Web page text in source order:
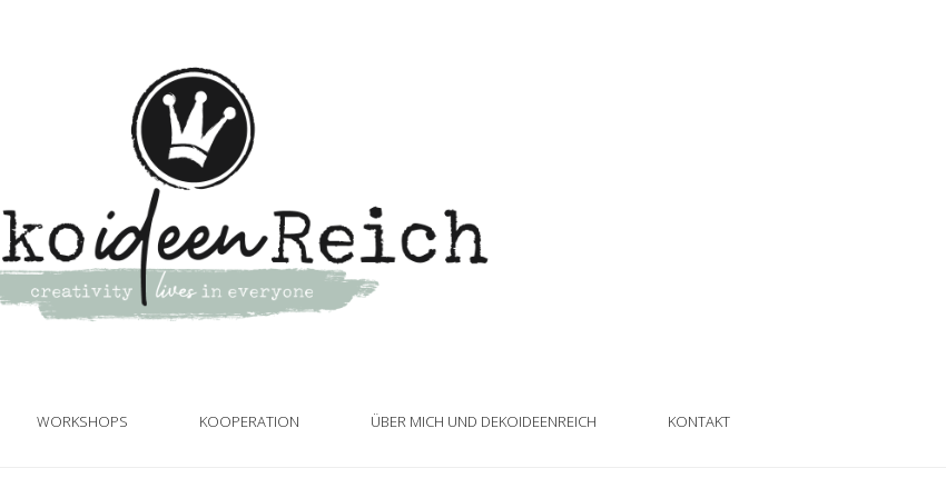
WORKSHOPS KOOPERATION ÜBER MICH UND DEKOIDEENREICH KONTAKT